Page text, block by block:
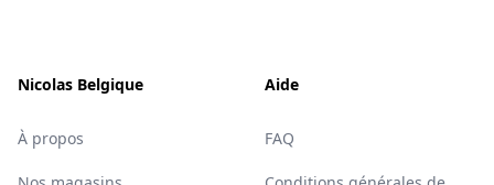
Nicolas Belgique
À propos
Aide
FAQ